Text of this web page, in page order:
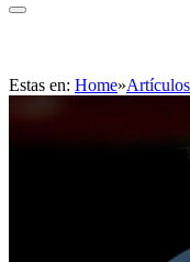
Estas en: Home»